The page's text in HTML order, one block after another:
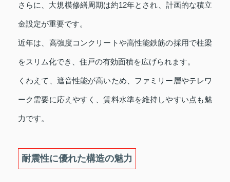
さらに、大規模修繕周期は約12年とされ、計画的な積立
金設定が重要です。
近年は、高強度コンクリートや高性能鉄筋の採用で柱梁
をスリム化でき、住戸の有効面積を広げられます。
くわえて、遮音性能が高いため、ファミリー層やテレワ
ーク需要に応えやすく、賃料水準を維持しやすい点も魅
力です。
耐震性に優れた構造の魅力